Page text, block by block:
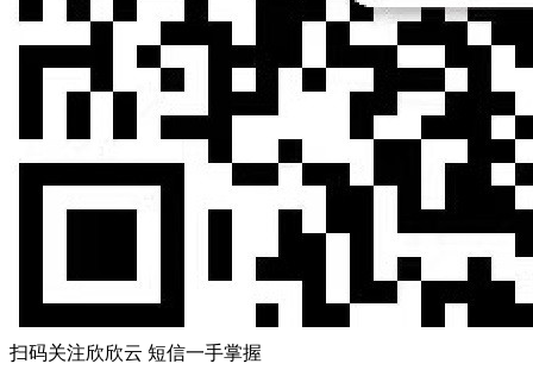
扫码关注欣欣云 短信一手掌握